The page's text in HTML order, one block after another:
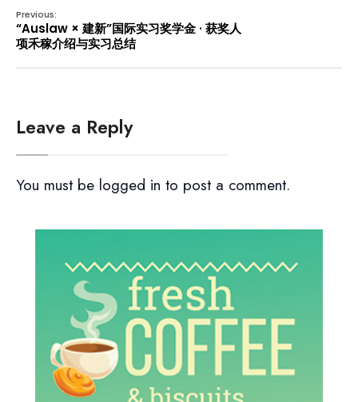
Previous:
“Auslaw × 建新”国际实习奖学金 · 获奖人
项禾稼介绍与实习总结
Leave a Reply
You must be logged in to post a comment.